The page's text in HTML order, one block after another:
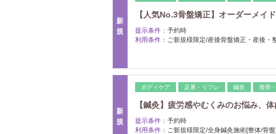
新
規
【人気No.3骨盤矯正】オーダーメ
提示条件： 予約時
利用条件： ご新規様限定/産後骨盤矯正・産後・
新
規
ボディケア 足裏・リフレ 鍼灸 接骨
【鍼灸】疲労感やむくみのお悩み
提示条件： 予約時
利用条件： ご新規様限定/全身鍼灸施術[整体/骨